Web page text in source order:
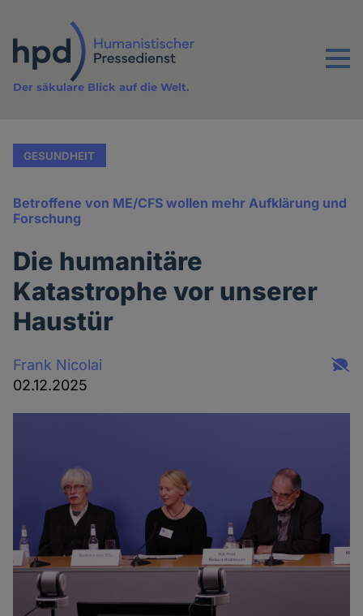
Inhalt
Menu
Der säkulare Blick auf die Welt.
GESUNDHEIT
Betroffene von ME/CFS wollen mehr Aufklärung und
Forschung
Die humanitäre
Katastrophe vor unserer
Haustür
Frank Nicolai
02.12.2025